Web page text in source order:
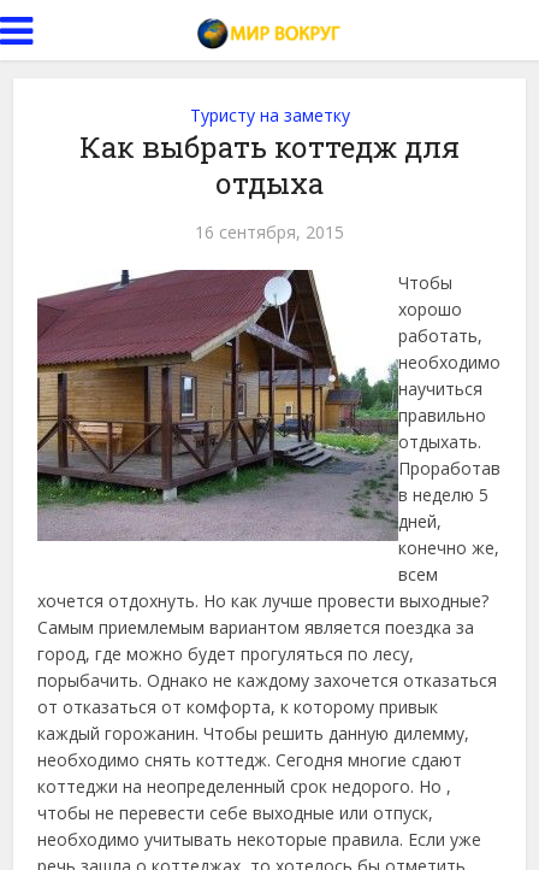
Туристу на заметку
Как выбрать коттедж для
отдыха
16 сентября, 2015
Чтобы
хорошо
работать,
необходимо
научиться
правильно
отдыхать.
Проработав
в неделю 5
дней,
конечно же,
всем
хочется отдохнуть. Но как лучше провести выходные?
Самым приемлемым вариантом является поездка за
город, где можно будет прогуляться по лесу,
порыбачить.Однако не каждому захочется отказаться
от отказаться от комфорта, к которому привык
каждый горожанин. Чтобы решить данную дилемму,
необходимо снять коттедж. Сегодня многие сдают
коттеджи на неопределенный срок недорого. Но ,
чтобы не перевести себе выходные или отпуск,
необходимо учитывать некоторые правила. Если уже